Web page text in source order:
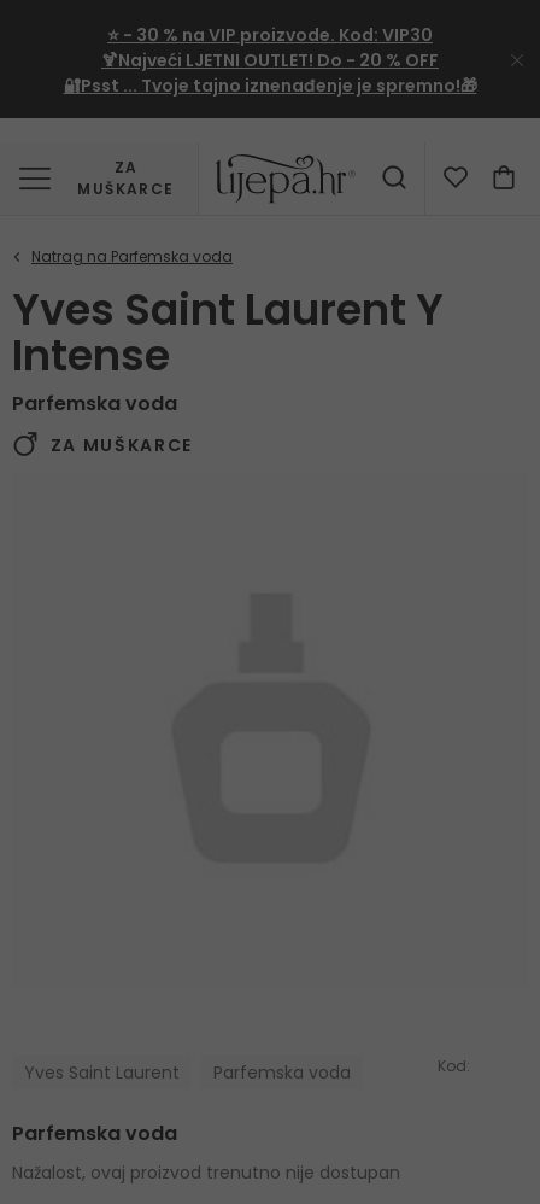
⭐ - 30 % na VIP proizvode. Kod: VIP30
🍹Najveći LJETNI OUTLET! Do - 20 % OFF
🔐Psst ... Tvoje tajno iznenađenje je spremno!🎁
ZA
MUŠKARCE
Yves Saint Laurent Y
Intense
Parfemska voda
ZA MUŠKARCE
Yves Saint Laurent Parfemska voda Kod:
Parfemska voda
Nažalost, ovaj proizvod trenutno nije dostupan